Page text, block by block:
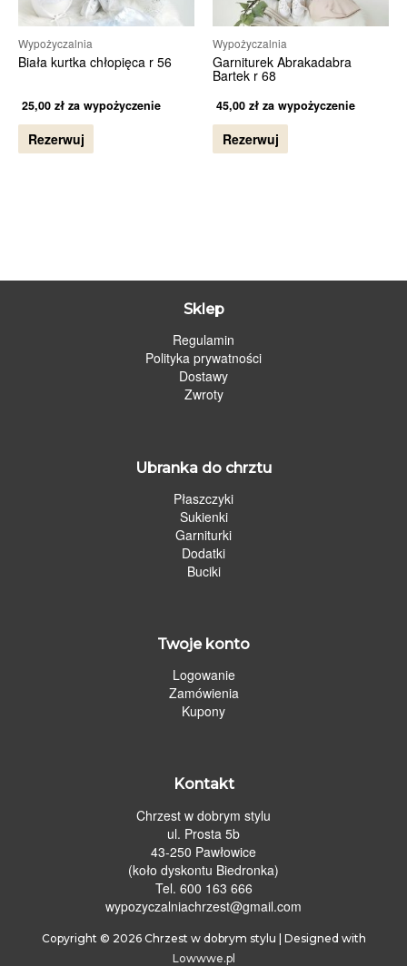
Wypożyczalnia
Biała kurtka chłopięca r 56
25,00 zł za wypożyczenie
Rezerwuj
Wypożyczalnia
Garniturek Abrakadabra
Bartek r 68
45,00 zł za wypożyczenie
Rezerwuj
Sklep
Regulamin
Polityka prywatności
Dostawy
Zwroty
Ubranka do chrztu
Płaszczyki
Sukienki
Garniturki
Dodatki
Buciki
Twoje konto
Logowanie
Zamówienia
Kupony
Kontakt
Chrzest w dobrym stylu
ul. Prosta 5b
43-250 Pawłowice
(koło dyskontu Biedronka)
Tel. 600 163 666
wypozyczalniachrzest@gmail.com
Copyright © 2026 Chrzest w dobrym stylu | Designed with
Lowwwe.pl